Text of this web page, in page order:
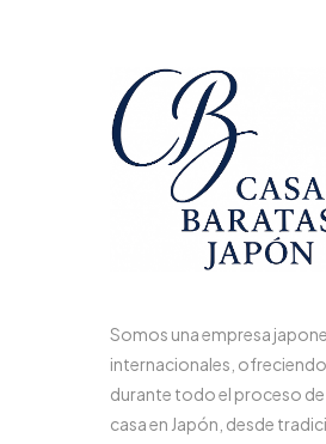
Somos una empresa
internacionales,
durante todo el proceso
casa en Japón, desde